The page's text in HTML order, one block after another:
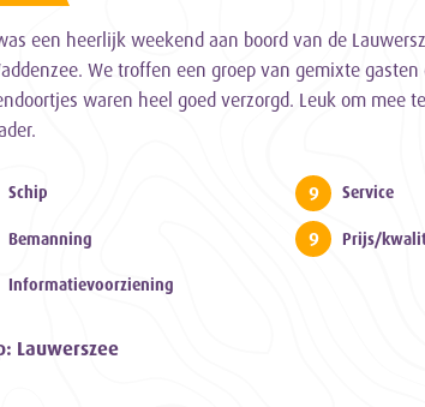
een heerlijk weekend aan boord van de
We troffen een groep van gemixte
waren heel goed verzorgd. Leuk om mee
Schip
Bemanning
Informatievoorziening
9 Service
9 Prijs/
Lauwerszee